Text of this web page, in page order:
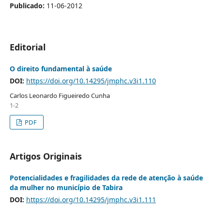
Publicado: 11-06-2012
Editorial
O direito fundamental à saúde
DOI: https://doi.org/10.14295/jmphc.v3i1.110
Carlos Leonardo Figueiredo Cunha
1-2
PDF
Artigos Originais
Potencialidades e fragilidades da rede de atenção à saúde
da mulher no município de Tabira
DOI: https://doi.org/10.14295/jmphc.v3i1.111